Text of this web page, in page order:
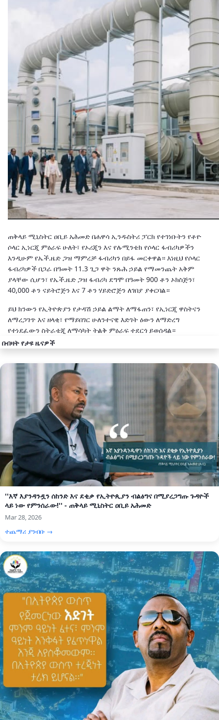
ጠቅላይ ሚኒስትር ዐቢይ አሕመድ በሐዋሳ ኢንዱስትሪ ፓርክ የተገነቡትን የቶዮ
ሶላር ኢነርጂ ምዕራፍ ሁለት፣ የኦሪጂን እና የሉሚንቴክ የሶላር ፋብሪካዎችን
እንዲሁም የኤች.ዜድ ጋዝ ማምረቻ ፋብሪካን በይፋ መርቀዋል። እነዚህ የሶላር
ፋብሪካዎች በጋራ በዓመት 11.3 ጊጋ ዋት ንጹሕ ኃይል የማመንጨት አቅም
ያላቸው ሲሆን፣ የኤች.ዜድ ጋዝ ፋብሪካ ደግሞ በዓመት 900 ቶን ኦክስጅን፣
40,000 ቶን ናይትሮጅን እና 7 ቶን ሃይድሮጅን ለገበያ ያቀርባል።
‎ይህ ክንውን የኢትዮጵያን የታዳሽ ኃይል ልማት ለማፋጠን፣ የኢነርጂ ዋስትናን
ለማረጋገጥ እና ዘላቂ፣ የማይበገር ሁለንተናዊ እድገት ዕውን ለማድረግ
የተነደፈውን ስትራቴጂ ለማሳካት ትልቅ ምዕራፍ ተደርጎ ይወሰዳል።
በብዛት የታዩ ዜናዎች
''እኛ እያንዳንዷን ሰከንድ እና ደቂቃ የኢትዮጲያን ብልፅግና በሚያረጋግጡ ጉዳዮች
ላይ ነው የምንሰራው!'' - ጠቅላይ ሚኒስትር ዐቢይ አሕመድ
Mar 28, 2026
ተጨማሪ ያንብቡ →